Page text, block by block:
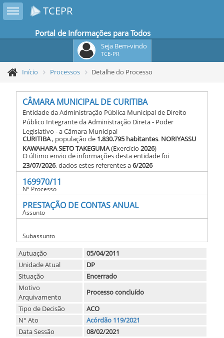
Toggle sidebar TCEPR
Portal de Informações para Todos
Seja Bem-vindo
TCE-PR
Início Processos Detalhe do Processo
CÂMARA MUNICIPAL DE CURITIBA
Entidade da Administração Pública Municipal de Direito
Público Integrante da Administração Direta - Poder
Legislativo - a Câmara Municipal
CURITIBA, população de 1.830.795 habitantes. NORIYASSU
KAWAHARA SETO TAKEGUMA(Exercício 2026)
O último envio de informações desta entidade foi
23/07/2026, dados estes referentes a6/2026
169970/11
Nº Processo
PRESTAÇÃO DE CONTAS ANUAL
Assunto
Subassunto
Autuação
05/04/2011
Unidade Atual
DP
Situação
Encerrado
Motivo
Arquivamento
Processo concluído
Tipo de Decisão
ACO
N° Ato
Acórdão 119/2021
Data Sessão
08/02/2021